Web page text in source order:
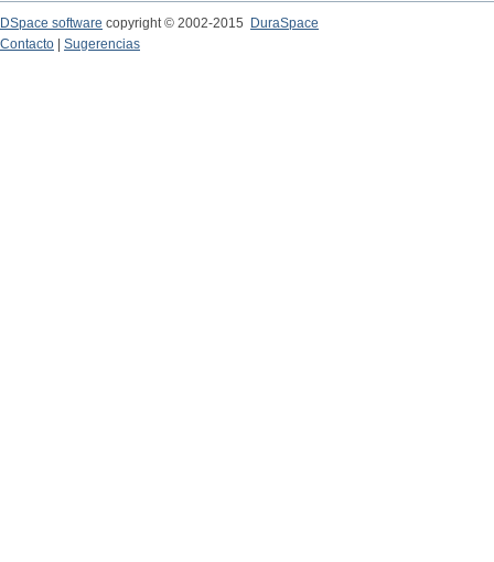
DSpace software copyright © 2002-2015
DuraSpace
Contacto
Sugerencias